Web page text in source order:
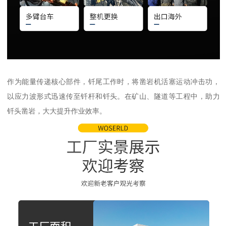
作为能量传递核心部件，钎尾工作时，将凿岩机活塞运动冲击功，
以应力波形式迅速传至钎杆和钎头。在矿山、隧道等工程中，助力
钎头凿岩，大大提升作业效率。